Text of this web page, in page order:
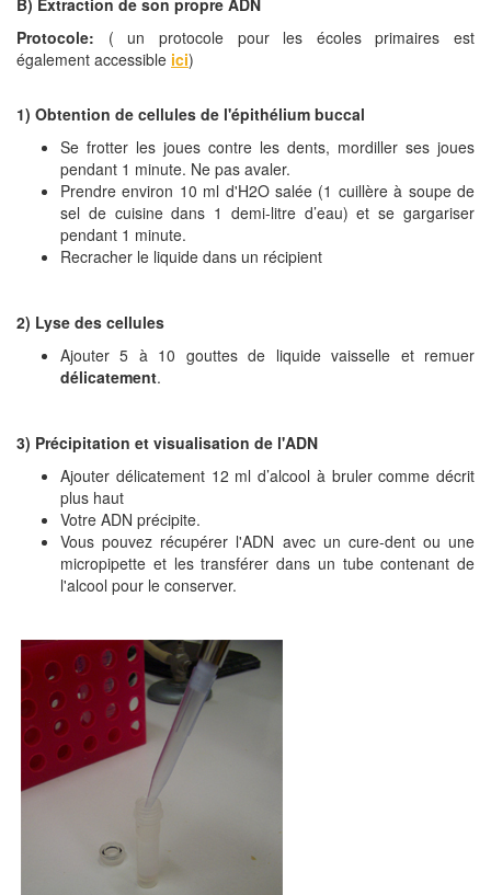
B) Extraction de son propre ADN
Protocole: ( un protocole pour les écoles primaires est
également accessible ici)
1) Obtention de cellules de l'épithélium buccal
Se frotter les joues contre les dents, mordiller ses joues
pendant 1 minute. Ne pas avaler.
Prendre environ 10 ml d'H2O salée (1 cuillère à soupe de
sel de cuisine dans 1 demi-litre d’eau) et se gargariser
pendant 1 minute.
Recracher le liquide dans un récipient
2) Lyse des cellules
Ajouter 5 à 10 gouttes de liquide vaisselle et remuer
délicatement.
3) Précipitation et visualisation de l'ADN
Ajouter délicatement 12 ml d’alcool à bruler comme décrit
plus haut
Votre ADN précipite.
Vous pouvez récupérer l'ADN avec un cure-dent ou une
micropipette et les transférer dans un tube contenant de
l'alcool pour le conserver.